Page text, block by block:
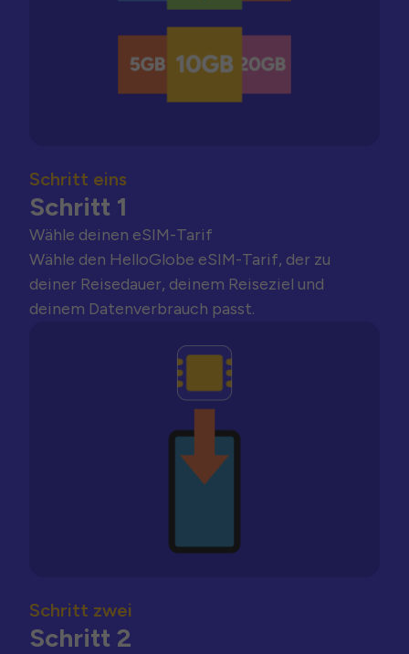
Schritt eins
Schritt 1
Wähle deinen eSIM-Tarif
Wähle den HelloGlobe eSIM-Tarif, der zu
deiner Reisedauer, deinem Reiseziel und
deinem Datenverbrauch passt.
Schritt zwei
Schritt 2